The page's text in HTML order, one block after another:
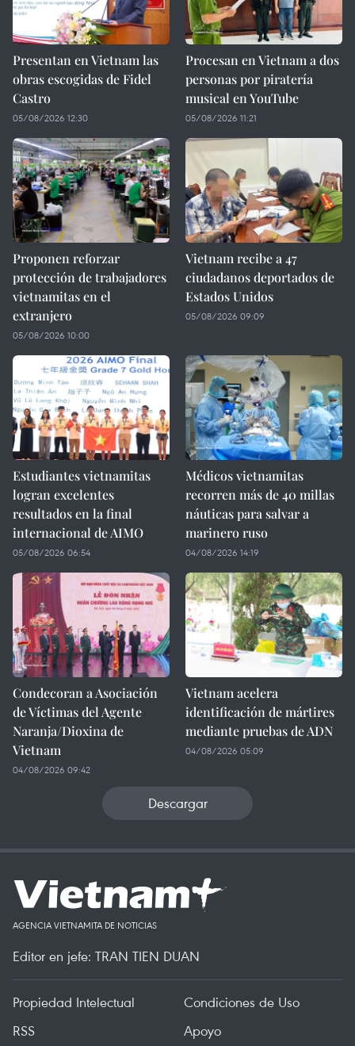
Presentan en Vietnam las
obras escogidas de Fidel
Castro
05/08/2026 12:30
Procesan en Vietnam a dos
personas por piratería
musical en YouTube
05/08/2026 11:21
Proponen reforzar
protección de trabajadores
vietnamitas en el
extranjero
05/08/2026 10:00
Vietnam recibe a 47
ciudadanos deportados de
Estados Unidos
05/08/2026 09:09
Estudiantes vietnamitas
logran excelentes
resultados en la final
internacional de AIMO
05/08/2026 06:54
Médicos vietnamitas
recorren más de 40 millas
náuticas para salvar a
marinero ruso
04/08/2026 14:19
Condecoran a Asociación
de Víctimas del Agente
Naranja/Dioxina de
Vietnam
04/08/2026 09:42
Vietnam acelera
identificación de mártires
mediante pruebas de ADN
04/08/2026 05:09
Descargar
AGENCIA VIETNAMITA DE NOTICIAS
Editor en jefe: TRAN TIEN DUAN
Propiedad Intelectual
Condiciones de Uso
RSS
Apoyo